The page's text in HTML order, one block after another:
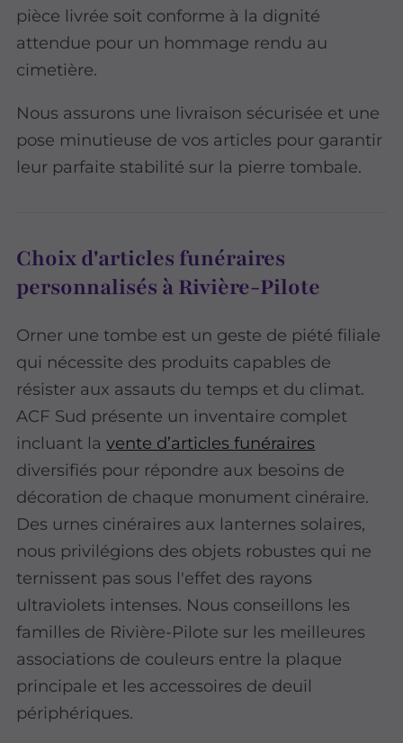
pièce livrée soit conforme à la dignité
attendue pour un hommage rendu au
cimetière.
Nous assurons une livraison sécurisée et une
pose minutieuse de vos articles pour garantir
leur parfaite stabilité sur la pierre tombale.
Choix d'articles funéraires
personnalisés à Rivière-Pilote
Orner une tombe est un geste de piété filiale
qui nécessite des produits capables de
résister aux assauts du temps et du climat.
ACF Sud présente un inventaire complet
incluant lavente d’articles funéraires
diversifiés pour répondre aux besoins de
décoration de chaque monument cinéraire.
Des urnes cinéraires aux lanternes solaires,
nous privilégions des objets robustes qui ne
ternissent pas sous l'effet des rayons
ultraviolets intenses. Nous conseillons les
familles de Rivière-Pilote sur les meilleures
associations de couleurs entre la plaque
principale et les accessoires de deuil
périphériques.